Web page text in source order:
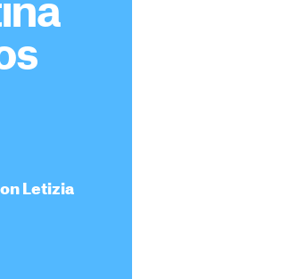
Letizia